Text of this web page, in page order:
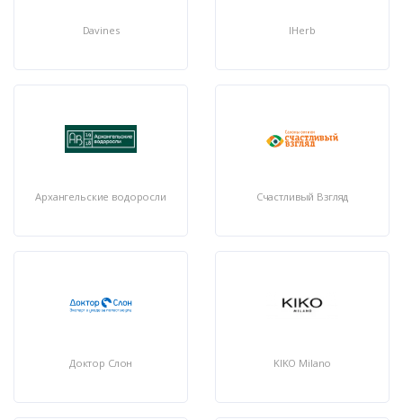
Davines IHerb
Архангельские водоросли Счастливый Взгляд
Доктор Слон KIKO Milano